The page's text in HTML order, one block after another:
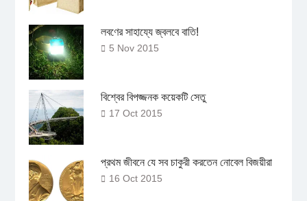
লবণের সাহায্যে জ্বলবে বাতি!
5 Nov 2015
বিশ্বের বিপজ্জনক কয়েকটি সেতু
17 Oct 2015
প্রথম জীবনে যে সব চাকুরী করতেন নোবেল বিজয়ীরা
16 Oct 2015